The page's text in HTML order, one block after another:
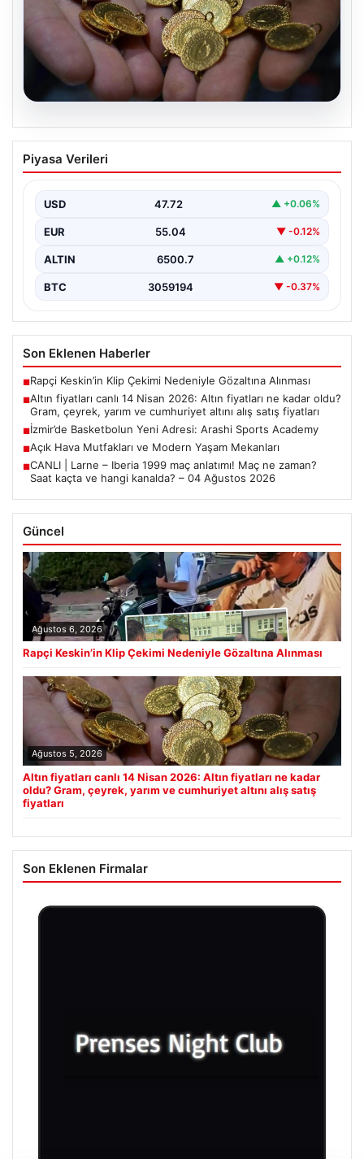
Altın fiyatları canlı 14 Nisan 2026: Altın
fiyatları ne kadar oldu? Gram, çeyrek,
fiyatları
Piyasa Verileri
USD 47.72 ▲ +0.06%
EUR 55.04 ▼ -0.12%
ALTIN 6500.7 ▲ +0.12%
BTC 3059194 ▼ -0.37%
Son Eklenen Haberler
■Rapçi Keskin’in Klip Çekimi Nedeniyle Gözaltına Alınması
■Altın fiyatları canlı 14 Nisan 2026: Altın fiyatları ne kadar oldu?
Gram, çeyrek, yarım ve cumhuriyet altını alış satış fiyatları
■İzmir’de Basketbolun Yeni Adresi: Arashi Sports Academy
■Açık Hava Mutfakları ve Modern Yaşam Mekanları
■CANLI | Larne – Iberia 1999 maç anlatımı! Maç ne zaman?
Saat kaçta ve hangi kanalda? – 04 Ağustos 2026
Güncel
Ağustos 6, 2026
Rapçi Keskin’in Klip Çekimi Nedeniyle Gözaltına Alınması
Ağustos 5, 2026
Altın fiyatları canlı 14 Nisan 2026: Altın fiyatları ne kadar
oldu? Gram, çeyrek, yarım ve cumhuriyet altını alış satış
fiyatları
Son Eklenen Firmalar